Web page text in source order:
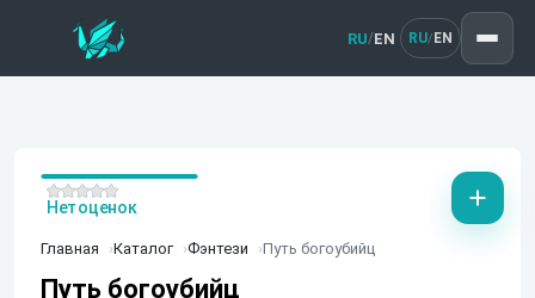
RU/EN RU/ EN
Главная Каталог Фэнтези Путь богоубийц
Путь богоубийц
Нет оценок